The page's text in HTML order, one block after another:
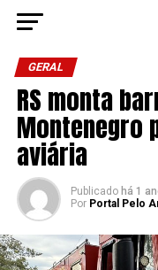
GERAL
RS monta
Montenegro
aviária
Publicado há 1
Por Portal Pelo